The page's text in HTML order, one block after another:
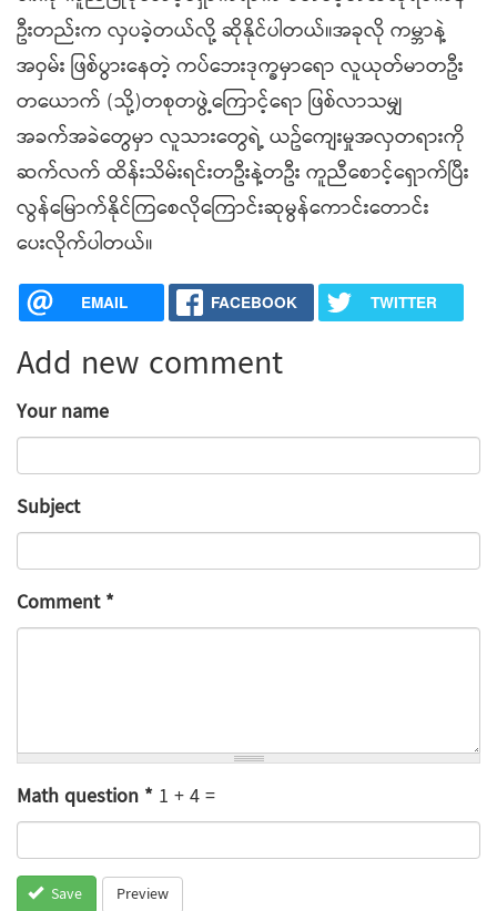
ဦးတည်းက လှပခဲ့တယ်လို့ ဆိုနိုင်ပါတယ်။အခုလို ကမ္ဘာနဲ့
အဝှမ်း ဖြစ်ပွားနေတဲ့ ကပ်ဘေးဒုက္ခမှာရော လူယုတ်မာတဦး
တယောက် (သို့)တစုတဖွဲ့ကြောင့်ရော ဖြစ်လာသမျှ
အခက်အခဲတွေမှာ လူသားတွေရဲ့ ယဥ်ကျေးမှုအလှတရားကို
ဆက်လက် ထိန်းသိမ်းရင်းတဦးနဲ့တဦး ကူညီစောင့်ရှောက်ပြီး
လွန်မြောက်နိုင်ကြစေလိုကြောင်းဆုမွန်ကောင်းတောင်း
ပေးလိုက်ပါတယ်။
EMAIL FACEBOOK TWITTER
Add new comment
Your name
Subject
Comment*
Math question* 1 + 4 =
Save Preview